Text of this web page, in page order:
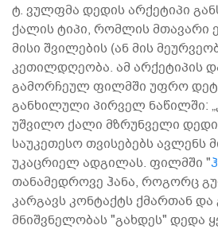
ტ. ვულფმა დედის არქეტიპი
ქალის ტიპი, რომლის მთავარი
მისი შვილების (ან მის
კეთილდღეობა. ამ არქეტიპის
გამორჩეულ ფილმში უფრო
განხილული პირველ ნაწილში:
უშვილო ქალი მზრუნველი
საუკეთესო თვისებებს ავლენს
უკაცრიელ ადგილას. ფილმში "
თანამედროვე ჰანა, როგორც
კარგავს კონტაქტს ქმართან და
მნიშვნელობას "გახდეს" დედა